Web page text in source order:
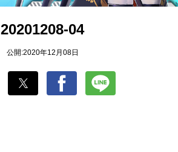
20201208-04
公開:2020年12月08日